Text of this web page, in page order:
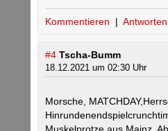
Kommentieren | Antworten
#4 Tscha-Bumm
18.12.2021 um 02:30 Uhr
Morsche,